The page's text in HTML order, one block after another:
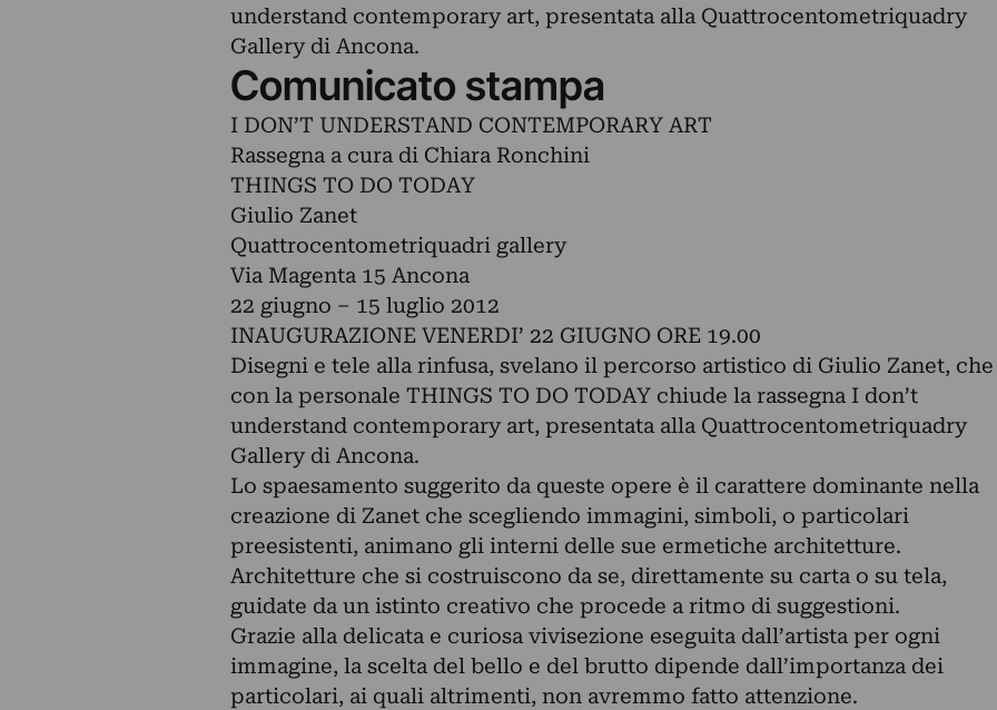
understand contemporary art, presentata alla Quattrocentometriquadry
Gallery di Ancona.
Comunicato stampa
I DON’T UNDERSTAND CONTEMPORARY ART
Rassegna a cura di Chiara Ronchini
THINGS TO DO TODAY
Giulio Zanet
Quattrocentometriquadri gallery
Via Magenta 15 Ancona
22 giugno – 15 luglio 2012
INAUGURAZIONE VENERDI’ 22 GIUGNO ORE 19.00
Disegni e tele alla rinfusa, svelano il percorso artistico di Giulio Zanet, che
con la personale THINGS TO DO TODAY chiude la rassegna I don’t
understand contemporary art, presentata alla Quattrocentometriquadry
Gallery di Ancona.
Lo spaesamento suggerito da queste opere è il carattere dominante nella
creazione di Zanet che scegliendo immagini, simboli, o particolari
preesistenti, animano gli interni delle sue ermetiche architetture.
Architetture che si costruiscono da se, direttamente su carta o su tela,
guidate da un istinto creativo che procede a ritmo di suggestioni.
Grazie alla delicata e curiosa vivisezione eseguita dall’artista per ogni
immagine, la scelta del bello e del brutto dipende dall’importanza dei
particolari, ai quali altrimenti, non avremmo fatto attenzione.